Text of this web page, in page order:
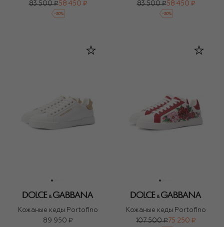
83 500 ₽58 450 ₽
-30%
83 500 ₽58 450 ₽
-30%
Кожаные кеды Portofino
89 950 ₽
Кожаные кеды Portofino
107 500 ₽75 250 ₽